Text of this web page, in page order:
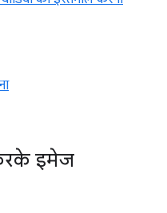
इमेज